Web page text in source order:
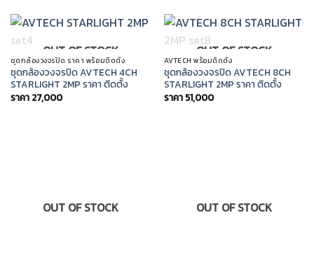
OUT OF STOCK
ชุดกล้องวงจรปิด ราคา พร้อมติดตั้ง
ชุดกล้องวงจรปิด AVTECH 4CH
STARLIGHT 2MP ราคา ติดตั้ง
ราคา 27,000
OUT OF STOCK
AVTECH พร้อมติดตั้ง
ชุดกล้องวงจรปิด AVTECH 8CH
STARLIGHT 2MP ราคา ติดตั้ง
ราคา 51,000
OUT OF STOCK OUT OF STOCK